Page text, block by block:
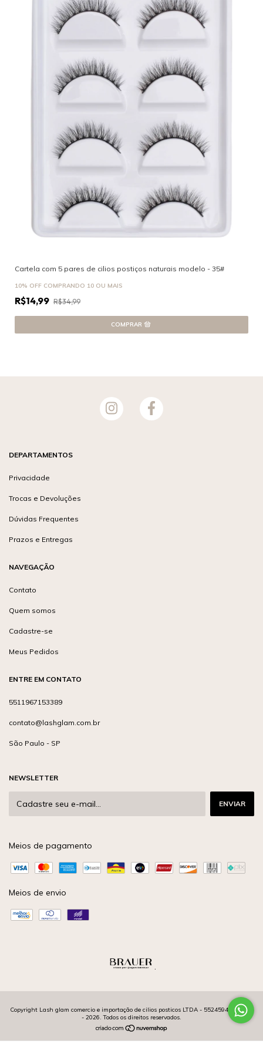
Cartela com 5 pares de cilios postiços naturais modelo - 35#
10% OFF COMPRANDO 10 OU MAIS
R$14,99 R$34,99
DEPARTAMENTOS
Privacidade
Trocas e Devoluções
Dúvidas Frequentes
Prazos e Entregas
NAVEGAÇÃO
Contato
Quem somos
Cadastre-se
Meus Pedidos
ENTRE EM CONTATO
5511967153389
contato@lashglam.com.br
São Paulo - SP
NEWSLETTER
Meios de pagamento
Meios de envio
.
Copyright Lash glam comercio e importação de cilios posticos LTDA - 55245943000176
- 2026. Todos os direitos reservados.